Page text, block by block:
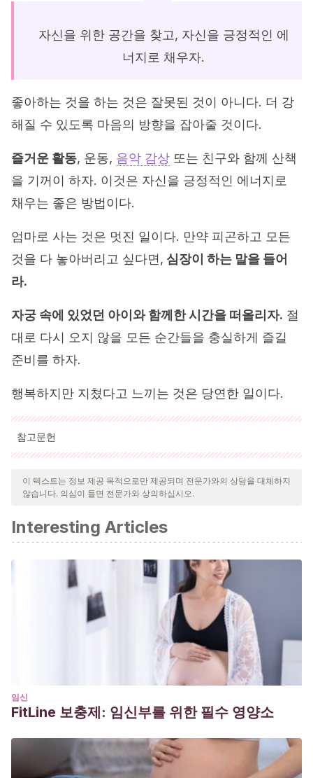
자신을 위한 공간을 찾고, 자신을 긍정적인 에
너지로 채우자.
좋아하는 것을 하는 것은 잘못된 것이 아니다. 더 강
해질 수 있도록 마음의 방향을 잡아줄 것이다.
즐거운 활동, 운동, 음악 감상 또는 친구와 함께 산책
을 기꺼이 하자. 이것은 자신을 긍정적인 에너지로
채우는 좋은 방법이다.
엄마로 사는 것은 멋진 일이다. 만약 피곤하고 모든
것을 다 놓아버리고 싶다면, 심장이 하는 말을 들어
라.
자궁 속에 있었던 아이와 함께한 시간을 떠올리자. 절
대로 다시 오지 않을 모든 순간들을 충실하게 즐길
준비를 하자.
행복하지만 지쳤다고 느끼는 것은 당연한 일이다.
참고문헌
인용된 모든 출처는 우리 팀에 의해 집요하게 검토되어 질의의 질,
신뢰성, 시대에 맞음 및 타당성을 보장하기 위해 처리되었습니다.
이 문서의 참고 문헌은 신뢰성이 있으며 학문적 또는 과학적으로 정
(1986). Vínculos afectivos: formación,
desarrollo y pérdida. Madrid: Morata.
Bowlby, J. (1995). Teoría del apego.Lebovici, Weil-
Garrido-Rojas, L.
(2006). Apego, emoción y regulación
emocional. Implicaciones para la salud.
Revista
latinoamericana de psicología
38 (3), 493-507.
https://www.redalyc.org/pdf/805/80538304.pdf
(2001).La teoría del apego: un enfoque actual. Madrid:
Moneta, M.
(2003). El Apego. Aspectos clínicos y
psicobiológicos de la díada madre-hijo. Santiago: Cuatro
이 텍스트는 정보 제공 목적으로만 제공되며 전문가와의 상담을 대체하지
않습니다. 의심이 들면 전문가와 상의하십시오.
Interesting Articles
임신
FitLine 보충제: 임신부를 위한 필수 영양소